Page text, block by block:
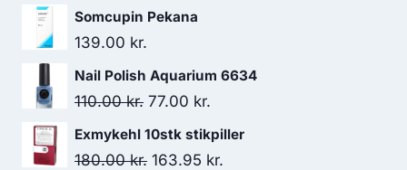
Somcupin Pekana
139.00 kr.
Nail Polish Aquarium 6634
110.00kr. Den
oprindelige
pris
77.00 kr.
aktuelle
pris
Exmykehl 10stk stikpiller
180.00kr. Den
163.95 kr.